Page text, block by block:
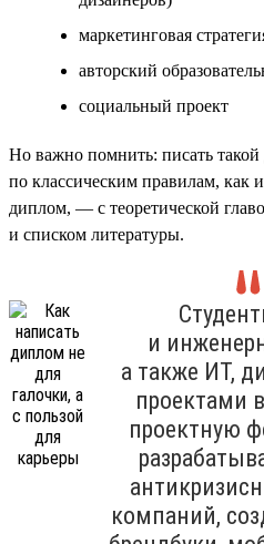
маркетинговая
авторский
социальный проект
Но важно помнить: писать
по классическим правилам, как
диплом, — с теоретической
и списком литературы.
и
а также ИТ,
проектами
проектную
компаний,